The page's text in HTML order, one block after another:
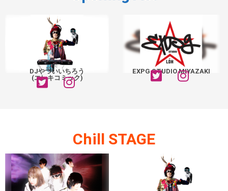
DJやついいちろう
(エレキコミック)
EXPG STUDIO MIYAZAKI
Chill STAGE